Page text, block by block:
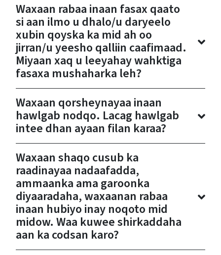
Waxaan rabaa inaan fasax qaato
si aan ilmo u dhalo/u daryeelo
xubin qoyska ka mid ah oo
jirran/u yeesho qalliin caafimaad.
Miyaan xaq u leeyahay wahktiga
fasaxa mushaharka leh?
Waxaan qorsheynayaa inaan
hawlgab nodqo. Lacag hawlgab
intee dhan ayaan filan karaa?
Waxaan shaqo cusub ka
raadinayaa nadaafadda,
ammaanka ama garoonka
diyaaradaha, waxaanan rabaa
inaan hubiyo inay noqoto mid
midow. Waa kuwee shirkaddaha
aan ka codsan karo?